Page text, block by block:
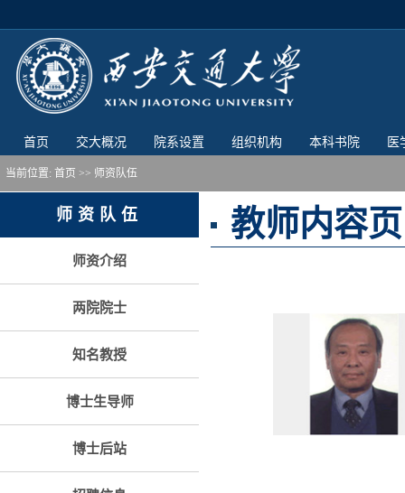
首页 交大概况 院系设置 组织机构 本科书院 医
当前位置: 首页 >> 师资队伍
师资队伍
师资介绍
两院院士
知名教授
博士生导师
博士后站
教师内容页